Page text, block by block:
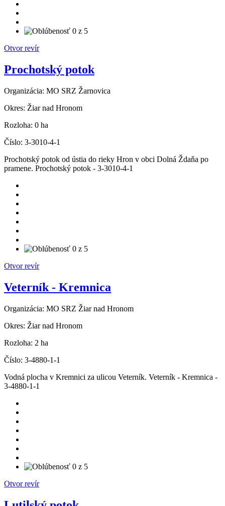
Otvor revír
Prochotský potok
Organizácia: MO SRZ Žarnovica
Okres: Žiar nad Hronom
Rozloha: 0 ha
Číslo: 3-3010-4-1
Prochotský potok od ústia do rieky Hron v obci Dolná Ždaňa po
pramene. Prochotský potok - 3-3010-4-1
Otvor revír
Veterník - Kremnica
Organizácia: MO SRZ Žiar nad Hronom
Okres: Žiar nad Hronom
Rozloha: 2 ha
Číslo: 3-4880-1-1
Vodná plocha v Kremnici za ulicou Veterník. Veterník - Kremnica -
3-4880-1-1
Otvor revír